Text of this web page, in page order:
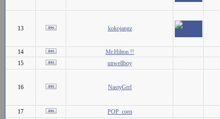
13 kokojangz
14
Mr.Hilton !!
15
unwellboy
16 NastyGrrl
17
POP_corn